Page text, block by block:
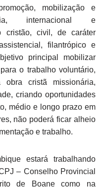
mobilização e
internacional e
cristão, civil, de caráter
filantrópico e
principal mobilizar
o trabalho voluntário,
cristã missionária,
criando oportunidades
médio e longo prazo em
não poderá ficar alheio
e trabalho.
estará trabalhando
– Conselho Provincial
de Boane como na